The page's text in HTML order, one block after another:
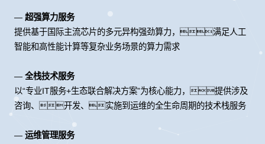
— 超强算力服务
提供基于国际主流芯片的多元异构强劲算力，满足人工
智能和高性能计算等复杂业务场景的算力需求
— 全栈技术服务
以“专业IT服务+生态联合解决方案”为核心能力，提供涉及
咨询、开发、实施到运维的全生命周期的技术栈服务
— 运维管理服务